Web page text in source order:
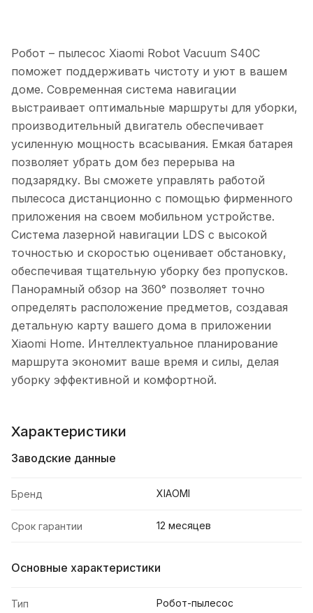
Робот – пылесос Xiaomi Robot Vacuum S40C
поможет поддерживать чистоту и уют в вашем
доме. Современная система навигации
выстраивает оптимальные маршруты для уборки,
производительный двигатель обеспечивает
усиленную мощность всасывания. Емкая батарея
позволяет убрать дом без перерыва на
подзарядку. Вы сможете управлять работой
пылесоса дистанционно с помощью фирменного
приложения на своем мобильном устройстве.
Система лазерной навигации LDS с высокой
точностью и скоростью оценивает обстановку,
обеспечивая тщательную уборку без пропусков.
Панорамный обзор на 360° позволяет точно
определять расположение предметов, создавая
детальную карту вашего дома в приложении
Xiaomi Home. Интеллектуальное планирование
маршрута экономит ваше время и силы, делая
уборку эффективной и комфортной.
Характеристики
Заводские данные
Бренд XIAOMI
Срок гарантии 12 месяцев
Основные характеристики
Тип Робот-пылесос